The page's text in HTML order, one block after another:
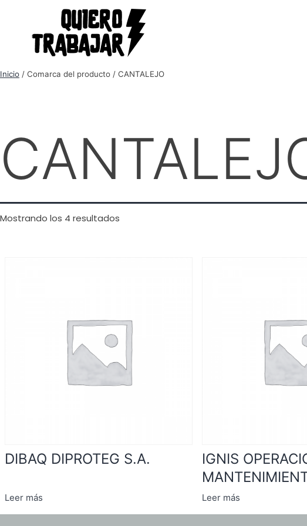
Inicio / Comarca del producto / CANTALEJO
Mostrando los 4 resultados
DIBAQ DIPROTEG S.A.
Leer más
IGNIS
Leer más